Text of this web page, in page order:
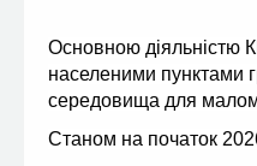
Основною діяльністю
населеними пунктами
середовища для
Станом на початок